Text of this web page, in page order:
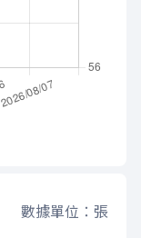
數據單位：張